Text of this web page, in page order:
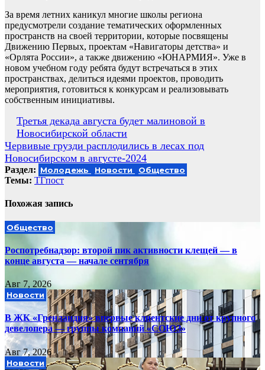
За время летних каникул многие школы региона
предусмотрели создание тематических оформленных
пространств на своей территории, которые посвящены
Движению Первых, проектам «Навигаторы детства» и
«Орлята России», а также движению «ЮНАРМИЯ». Уже в
новом учебном году ребята будут встречаться в этих
пространствах, делиться идеями проектов, проводить
мероприятия, готовиться к конкурсам и реализовывать
собственным инициативы.
Навигация
по
записям
Третья декада августа будет малиновой в
Новосибирской области
Червивые грузди расплодились в лесах под
Новосибирском в августе-2024
Раздел: Молодежь Новости Общество
Темы: ТГпост
Похожая запись
Общество
Роспотребнадзор: второй пик активности клещей — в
конце августа — начале сентября
Авг 7, 2026
Новости
В ЖК «Гренландия» впервые клиентские дни от крупного
девелопера — группы компаний «СОЮЗ»
Авг 7, 2026
Новости